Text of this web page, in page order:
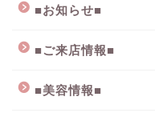
■お知らせ■
■ご来店情報■
■美容情報■